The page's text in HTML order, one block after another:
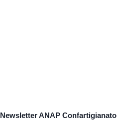
Newsletter ANAP Confartigianato